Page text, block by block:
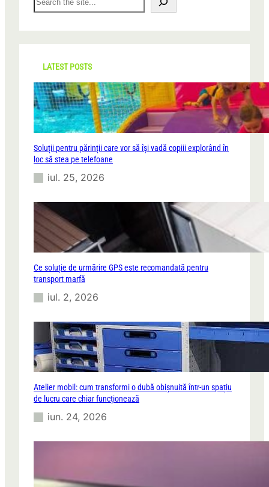
e
r
c
LATEST POSTS
Soluții pentru părinții care vor să își vadă copiii explorând în
loc să stea pe telefoane
iul. 25, 2026
Ce soluție de urmărire GPS este recomandată pentru
transport marfă
iul. 2, 2026
Atelier mobil: cum transformi o dubă obișnuită într-un spațiu
de lucru care chiar funcționează
iun. 24, 2026